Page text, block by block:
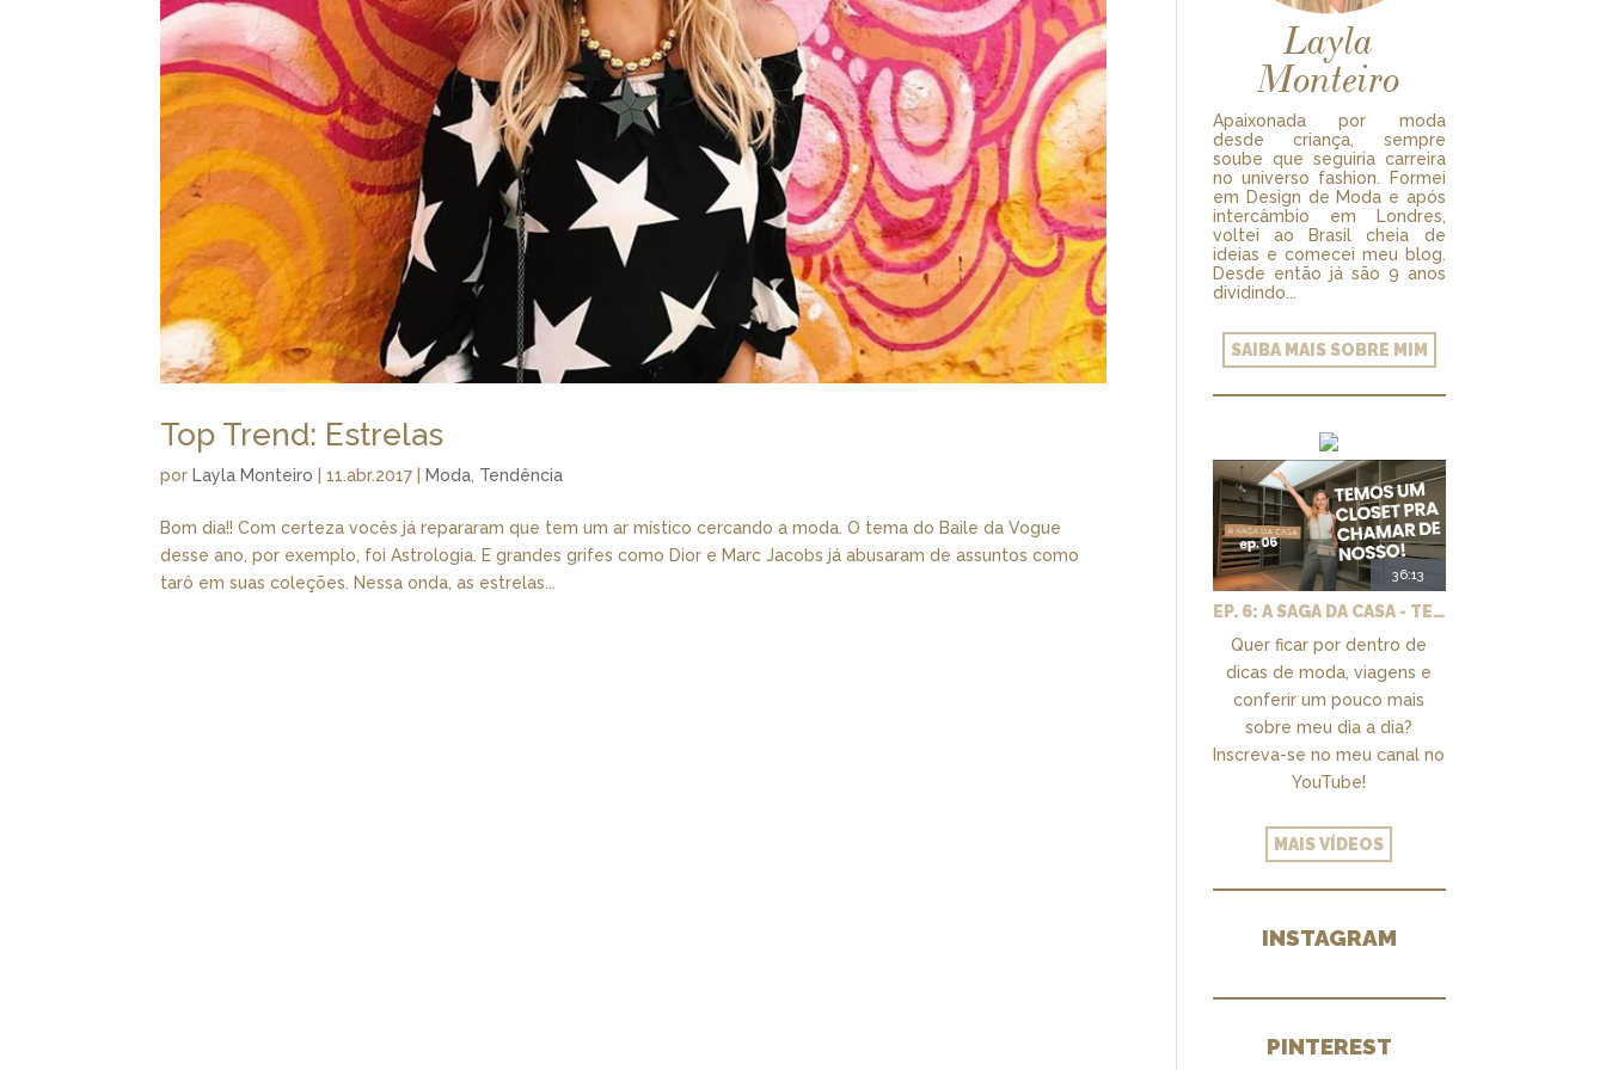
Top Trend: Estrelas
porLayla Monteiro |11.abr.2017 |Moda, Tendência
Bom dia!! Com certeza vocês já repararam que tem um ar místico cercando a moda. O tema do Baile da Vogue
desse ano, por exemplo, foi Astrologia. E grandes grifes como Dior e Marc Jacobs já abusaram de assuntos como
tarô em suas coleções. Nessa onda, as estrelas...
Layla
Monteiro
Apaixonada por moda
desde criança, sempre
soube que seguiria carreira
no universo fashion. Formei
em Design de Moda e após
intercâmbio em Londres,
voltei ao Brasil cheia de
ideias e comecei meu blog.
Desde então já são 9 anos
dividindo...
SAIBA MAIS SOBRE MIM
36:13
EP. 6: A SAGA DA CASA - TEMOS UM CLOSET PRA CHAMAR DE NOSSO + MARCENARIA E PAISAGISMO
Quer ficar por dentro de
dicas de moda, viagens e
conferir um pouco mais
sobre meu dia a dia?
Inscreva-se no meu canal no
YouTube!
MAIS VÍDEOS
INSTAGRAM
PINTEREST